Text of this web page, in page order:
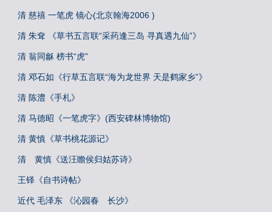
清 慈禧 一笔虎 镜心(北京翰海2006 )
清 朱耷 《草书五言联“采药逢三岛 寻真遇九仙”》
清 翁同龢 榜书“虎”
清 邓石如《行草五言联“海为龙世界 天是鹤家乡”》
清 陈澧《手札》
清 马德昭《一笔虎字》(西安碑林博物馆)
清 黄慎《草书桃花源记》
清 黄慎《送汪瞻侯归姑苏诗》
王铎《自书诗帖》
近代 毛泽东 《沁园春 长沙》